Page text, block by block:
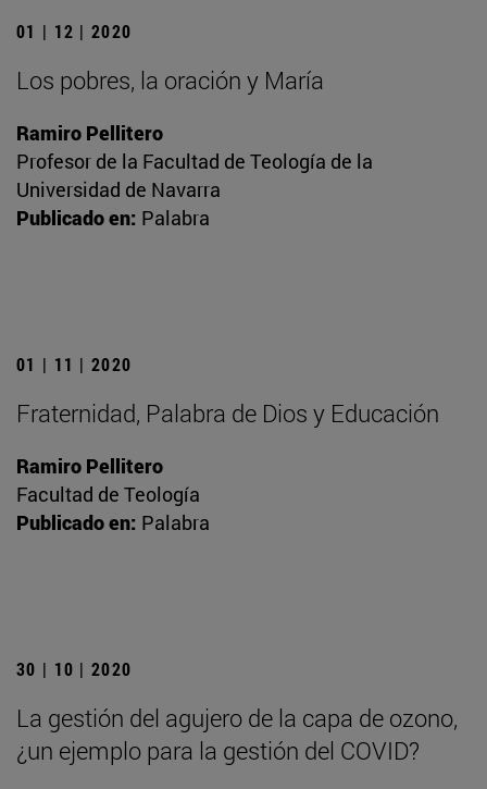
01 | 12 | 2020
Los pobres, la oración y María
Ramiro Pellitero
Profesor de la Facultad de Teología de la
Universidad de Navarra
Publicado en: Palabra
01 | 11 | 2020
Fraternidad, Palabra de Dios y Educación
Ramiro Pellitero
Facultad de Teología
Publicado en: Palabra
30 | 10 | 2020
La gestión del agujero de la capa de ozono,
¿un ejemplo para la gestión del COVID?